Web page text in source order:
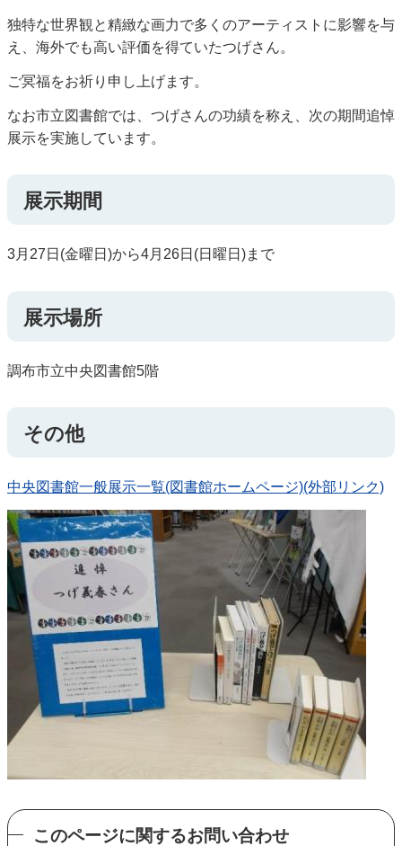
独特な世界観と精緻な画力で多くのアーティストに影響を与
え、海外でも高い評価を得ていたつげさん。
ご冥福をお祈り申し上げます。
なお市立図書館では、つげさんの功績を称え、次の期間追悼
展示を実施しています。
展示期間
3月27日(金曜日)から4月26日(日曜日)まで
展示場所
調布市立中央図書館5階
その他
中央図書館一般展示一覧(図書館ホームページ)(外部リンク)
このページに関するお問い合わせ